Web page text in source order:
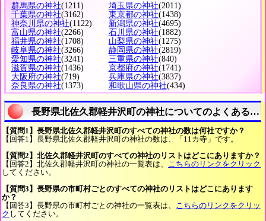
群馬県の神社(1211) 埼玉県の神社(2011)
千葉県の神社(3162) 東京都の神社(1438)
神奈川県の神社(1122) 新潟県の神社(4695)
富山県の神社(2266) 石川県の神社(1882)
福井県の神社(1708) 山梨県の神社(1275)
岐阜県の神社(3266) 静岡県の神社(2819)
愛知県の神社(3241) 三重県の神社(840)
滋賀県の神社(1436) 京都府の神社(1741)
大阪府の神社(719) 兵庫県の神社(3837)
奈良県の神社(1373) 和歌山県の神社(434)
長野県北佐久郡軽井沢町の神社についてのよくある質
【質問1】長野県北佐久郡軽井沢町のすべての神社の数は何社ですか？
【回答1】長野県北佐久郡軽井沢町の神社の数は、「11カ寺」です。
【質問2】北佐久郡軽井沢町のすべての神社のリストはどこにありますか？
【回答2】北佐久郡軽井沢町の神社の一覧表は、 こちらのリンクをクリック
してください。
【質問3】長野県の市町村ごとのすべての神社のリストはどこにあります
か？
【回答3】長野県の市町村ごとの神社の一覧表は、 こちらのリンクをクリッ
ク してください。